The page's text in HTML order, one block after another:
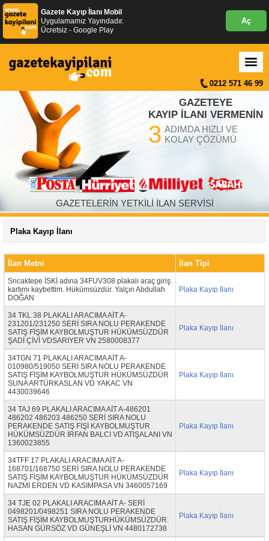
Gazete Kayıp İlanı Mobil
Uygulamamız Yayındadır.
Ücretsiz - Google Play
Aç
0212 571 46 99
GAZETEYE
KAYIP İLANI VERMENİN
3 ADIMDA HIZLI VE
KOLAY ÇÖZÜMÜ
GAZETELERİN YETKİLİ İLAN SERVİSİ
Plaka Kayıp İlanı
İlan Metni İlan Tipi
Sncaktepe İSKİ adına 34FUV308 plakalı araç giriş
kartımı kaybettim. Hükümsüzdür. Yalçın Abdullah
DOĞAN
Plaka Kayıp İlanı
34 TKL 38 PLAKALI ARACIMA AİT A-
231201/231250 SERİ SIRA NOLU PERAKENDE
SATIŞ FİŞİM KAYBOLMUŞTUR HÜKÜMSÜZDÜR
ŞADİ ÇİVİ VDSARIYER VN 2580008377
Plaka Kayıp İlanı
34TGN 71 PLAKALI ARACIMA AİT A-
010980/519050 SERİ SIRA NOLU PERAKENDE
SATIŞ FİŞİM KAYBOLMUŞTUR HÜKÜMSÜZDÜR
SUNA ARTÜRKASLAN VD YAKAC VN
4430039646
Plaka Kayıp İlanı
34 TAJ 69 PLAKALI ARACIMA AİT A-486201
486202 486203 486250 SERİ SIRA NOLU
PERAKENDE SATIŞ FİŞİ KAYBOLMUŞTUR
HÜKÜMSÜZDÜR İRFAN BALCI VD ATIŞALANI VN
1360023855
Plaka Kayıp İlanı
34TFF 17 PLAKALI ARACIMA AİT A-
168701/168750 SERİ SIRA NOLU PERAKENDE
SATIŞ FİŞİM KAYBOLMUŞTUR HÜKÜMSÜZDÜR
NAZMİ ERDEN VD KASIMPASA VN 3460057169
Plaka Kayıp İlanı
34 TJE 02 PLAKALI ARACIMA AİT A- SERİ
0498201/0498251 SIRA NOLU PERAKENDE
SATIŞ FİŞİM KAYBOLMUŞTURHÜKÜMSÜZDÜR.
HASAN GÜRSÖZ VD GÜNEŞLİ VN 4480172738
Plaka Kayıp İlanı